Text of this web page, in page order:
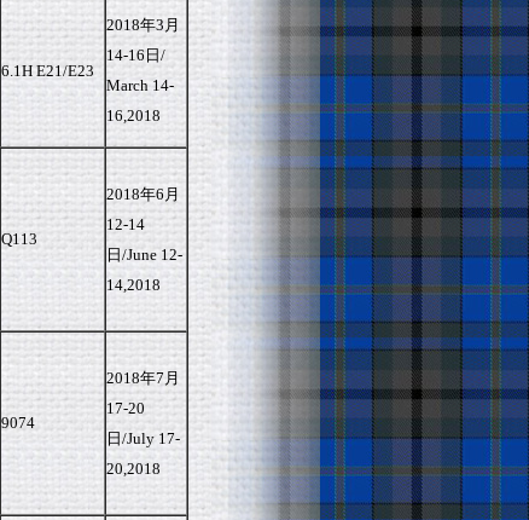
6.1H E21/E23
2018年3月
14-16日/
March 14-
16,2018
Q113
2018年6月
12-14
日/June 12-
14,2018
9074
2018年7月
17-20
日/July 17-
20,2018